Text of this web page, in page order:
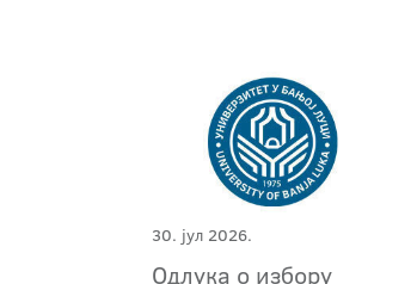
30. јул 2026.
Одлука о избору